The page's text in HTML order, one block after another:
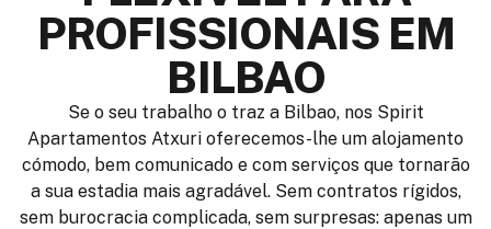
PROFISSIONAIS EM
BILBAO
Se o seu trabalho o traz a Bilbao, nos Spirit
Apartamentos Atxuri oferecemos-lhe um alojamento
cómodo, bem comunicado e com serviços que tornarão
a sua estadia mais agradável. Sem contratos rígidos,
sem burocracia complicada, sem surpresas: apenas um